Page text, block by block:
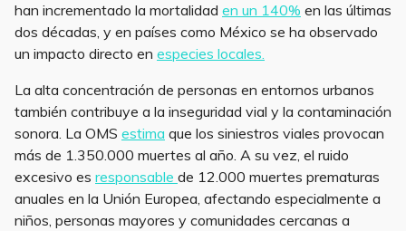
han incrementado la mortalidad en un 140% en las últimas
dos décadas, y en países como México se ha observado
un impacto directo en especies locales.
La alta concentración de personas en entornos urbanos
también contribuye a la inseguridad vial y la contaminación
sonora. La OMS estima que los siniestros viales provocan
más de 1.350.000 muertes al año. A su vez, el ruido
excesivo es responsable de 12.000 muertes prematuras
anuales en la Unión Europea, afectando especialmente a
niños, personas mayores y comunidades cercanas a